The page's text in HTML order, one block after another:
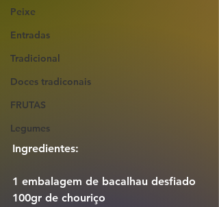
Peixe
Entradas
Tradicional
Doces tradiconais
FRUTAS
Legumes
Ingredientes:
1 embalagem de bacalhau desfiado
100gr de chouriço